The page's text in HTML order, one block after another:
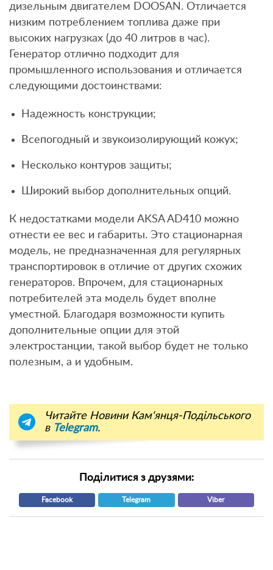
дизельным двигателем DOOSAN. Отличается
низким потреблением топлива даже при
высоких нагрузках (до 40 литров в час).
Генератор отлично подходит для
промышленного использования и отличается
следующими достоинствами:
Надежность конструкции;
Всепогодный и звукоизолирующий кожух;
Несколько контуров защиты;
Широкий выбор дополнительных опций.
К недостатками модели AKSA AD410 можно
отнести ее вес и габариты. Это стационарная
модель, не предназначенная для регулярных
транспортировок в отличие от других схожих
генераторов. Впрочем, для стационарных
потребителей эта модель будет вполне
уместной. Благодаря возможности купить
дополнительные опции для этой
электростанции, такой выбор будет не только
полезным, а и удобным.
Читайте Новини Кам'янця-Подільського
в Telegram.
Поділитися з друзями:
Facebook Telegram Viber